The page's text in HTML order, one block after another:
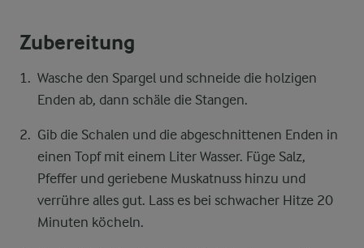
Zubereitung
Wasche den Spargel und schneide die holzigen
Enden ab, dann schäle die Stangen.
Gib die Schalen und die abgeschnittenen Enden in
einen Topf mit einem Liter Wasser. Füge Salz,
Pfeffer und geriebene Muskatnuss hinzu und
verrühre alles gut. Lass es bei schwacher Hitze 20
Minuten köcheln.